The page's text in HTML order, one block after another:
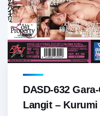
DASD-632
Langit –